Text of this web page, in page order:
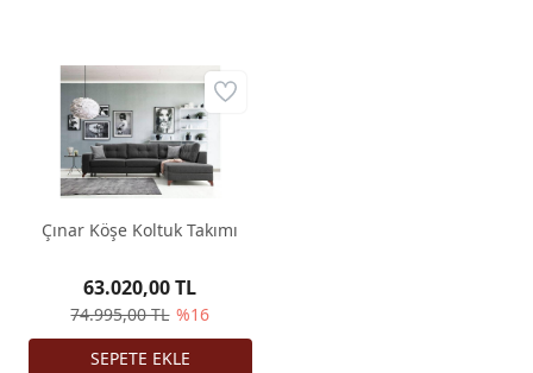
Çınar Köşe Koltuk Takımı
74.995,00 TL %16
63.020,00 TL